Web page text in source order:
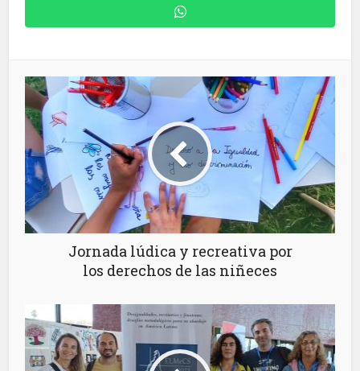
Jornada lúdica y recreativa por
los derechos de las niñeces